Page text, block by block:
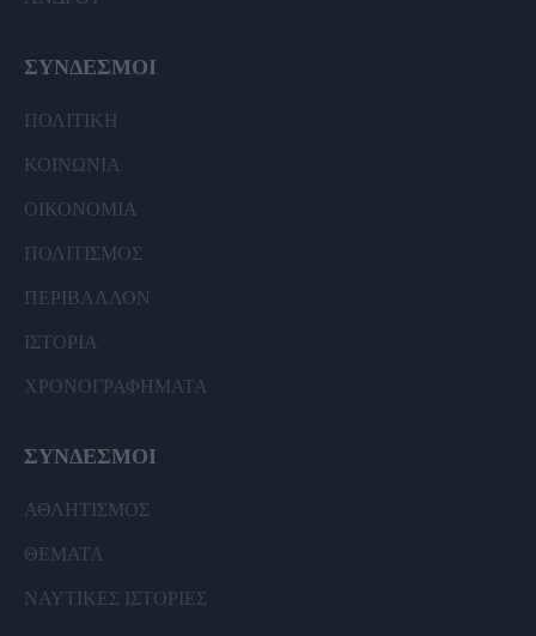
ΣΥΝΔΕΣΜΟΙ
ΠΟΛΙΤΙΚΗ
ΚΟΙΝΩΝΙΑ
ΟΙΚΟΝΟΜΙΑ
ΠΟΛΙΤΙΣΜΟΣ
ΠΕΡΙΒΑΛΛΟΝ
ΙΣΤΟΡΙΑ
ΧΡΟΝΟΓΡΑΦΗΜΑΤΑ
ΣΥΝΔΕΣΜΟΙ
ΑΘΛΗΤΙΣΜΟΣ
ΘΕΜΑΤΑ
ΝΑΥΤΙΚΕΣ ΙΣΤΟΡΙΕΣ